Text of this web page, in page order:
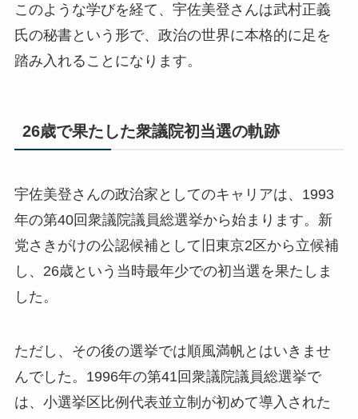
このような学びを経て、宇佐美登さんは武村正義
氏の秘書という形で、政治の世界に本格的に足を
踏み入れることになります。
26歳で果たした衆議院初当選の軌跡
宇佐美登さんの政治家としてのキャリアは、1993
年の第40回衆議院議員総選挙から始まります。新
党さきがけの公認候補として旧東京2区から立候補
し、26歳という当時最年少での初当選を果たしま
した。
ただし、その後の選挙では順風満帆とはいきませ
んでした。1996年の第41回衆議院議員総選挙で
は、小選挙区比例代表並立制が初めて導入された